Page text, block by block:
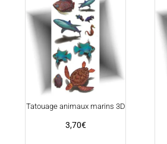
Tatouage animaux marins 3D
3,70€